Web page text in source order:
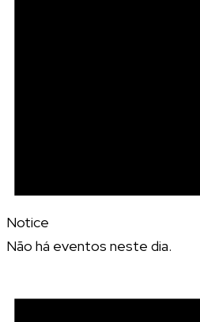
Notice
Não há eventos neste dia.